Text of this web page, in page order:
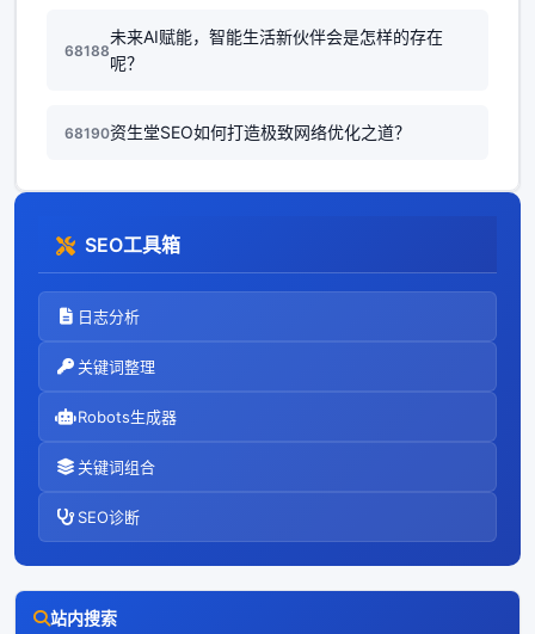
68188
未来AI赋能，智能生活新伙伴会是怎样的存在
呢？
68190资生堂SEO如何打造极致网络优化之道？
SEO工具箱
日志分析
关键词整理
Robots生成器
关键词组合
SEO诊断
站内搜索